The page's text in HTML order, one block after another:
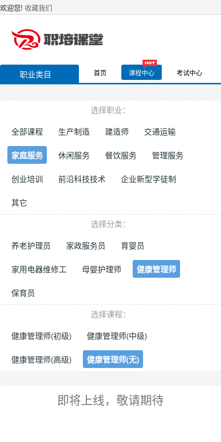
欢迎您! 收藏我们
职业类目 首页 课程中心 考试中心
选择职业：
全部课程
生产制造 建造师 交通运输
家庭服务 休闲服务 餐饮服务 管理服务
创业培训 前沿科技技术 企业新型学徒制
其它
选择分类：
养老护理员
家政服务员 育婴员
家用电器维修工 母婴护理师 健康管理师
保育员
选择课程：
健康管理师(初级)
健康管理师(中级)
健康管理师(高级) 健康管理师(无)
即将上线，敬请期待